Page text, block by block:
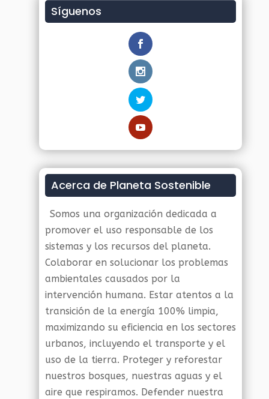
Síguenos
Acerca de Planeta Sostenible
Somos una organización dedicada a
promover el uso responsable de los
sistemas y los recursos del planeta.
Colaborar en solucionar los problemas
ambientales causados por la
intervención humana. Estar atentos a la
transición de la energía 100% limpia,
maximizando su eficiencia en los sectores
urbanos, incluyendo el transporte y el
uso de la tierra. Proteger y reforestar
nuestros bosques, nuestras aguas y el
aire que respiramos. Defender nuestra